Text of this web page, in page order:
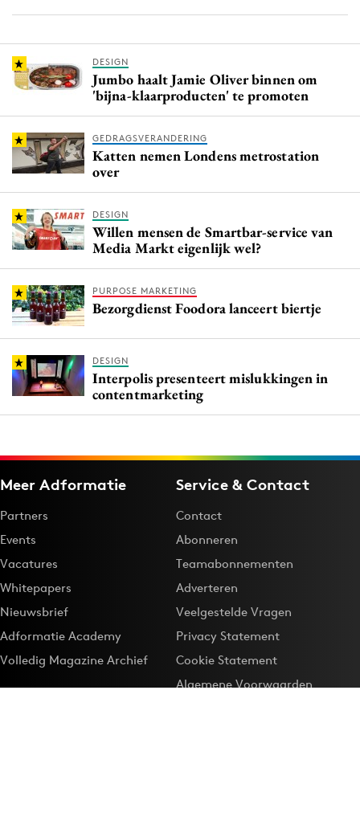
DESIGN
Jumbo haalt Jamie Oliver binnen om
'bijna-klaarproducten' te promoten
GEDRAGSVERANDERING
Katten nemen Londens metrostation
over
DESIGN
Willen mensen de Smartbar-service van
Media Markt eigenlijk wel?
PURPOSE MARKETING
Bezorgdienst Foodora lanceert biertje
DESIGN
Interpolis presenteert mislukkingen in
contentmarketing
Meer Adformatie
Partners
Events
Vacatures
Whitepapers
Nieuwsbrief
Adformatie Academy
Volledig Magazine Archief
Service & Contact
Contact
Abonneren
Teamabonnementen
Adverteren
Veelgestelde Vragen
Privacy Statement
Cookie Statement
Algemene Voorwaarden